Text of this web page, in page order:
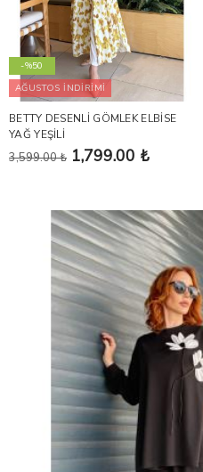
-%50
AĞUSTOS İNDİRİMİ
BETTY DESENLİ GÖMLEK ELBİSE
YAĞ YEŞİLİ
3,599.00 ₺ 1,799.00 ₺